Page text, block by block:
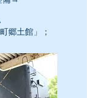
郷土館」；